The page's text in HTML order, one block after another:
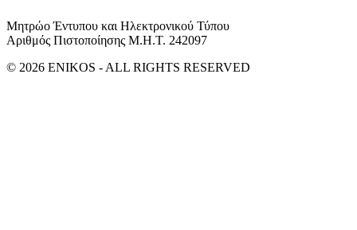
Μητρώο Έντυπου και Ηλεκτρονικού Τύπου
Αριθμός Πιστοποίησης Μ.Η.Τ. 242097
© 2026 ENIKOS - ALL RIGHTS RESERVED